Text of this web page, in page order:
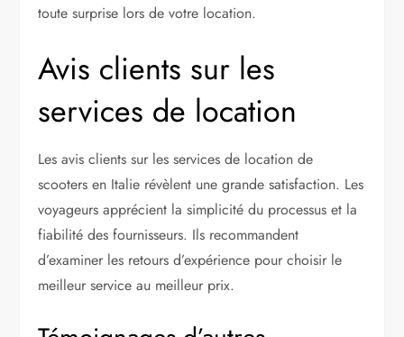
toute surprise lors de votre location.
Avis clients sur les
services de location
Les avis clients sur les services de location de
scooters en Italie révèlent une grande satisfaction. Les
voyageurs apprécient la simplicité du processus et la
fiabilité des fournisseurs. Ils recommandent
d’examiner les retours d’expérience pour choisir le
meilleur service au meilleur prix.